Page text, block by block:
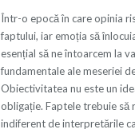
Într-o epocă în care opinia
faptului, iar emoția să
esențial să ne întoarcem la
fundamentale ale meseriei
Obiectivitatea nu este un
obligație. Faptele trebuie să
indiferent de interpretările